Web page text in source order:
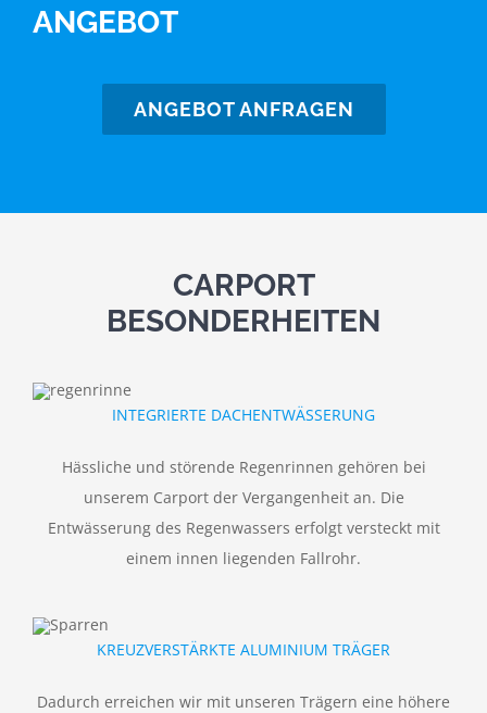
ANGEBOT
ANGEBOT ANFRAGEN
CARPORT
BESONDERHEITEN
INTEGRIERTE DACHENTWÄSSERUNG
Hässliche und störende Regenrinnen gehören bei
unserem Carport der Vergangenheit an. Die
Entwässerung des Regenwassers erfolgt versteckt mit
einem innen liegenden Fallrohr.
KREUZVERSTÄRKTE ALUMINIUM TRÄGER
Dadurch erreichen wir mit unseren Trägern eine höhere